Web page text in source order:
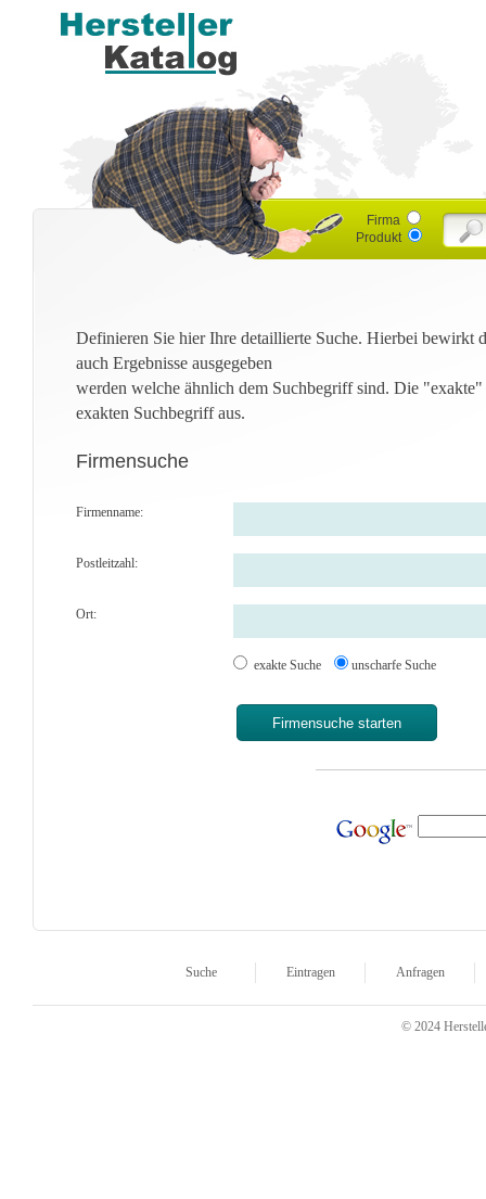
Firma
Produkt
Definieren Sie hier Ihre detaillierte Suche. Hierbei bewirkt
auch Ergebnisse ausgegeben
werden welche ähnlich dem Suchbegriff sind. Die
exakten Suchbegriff aus.
Firmensuche
Firmenname:
Postleitzahl:
Ort:
exakte Suche unscharfe Suche
Suche Eintragen Anfragen
© 2024